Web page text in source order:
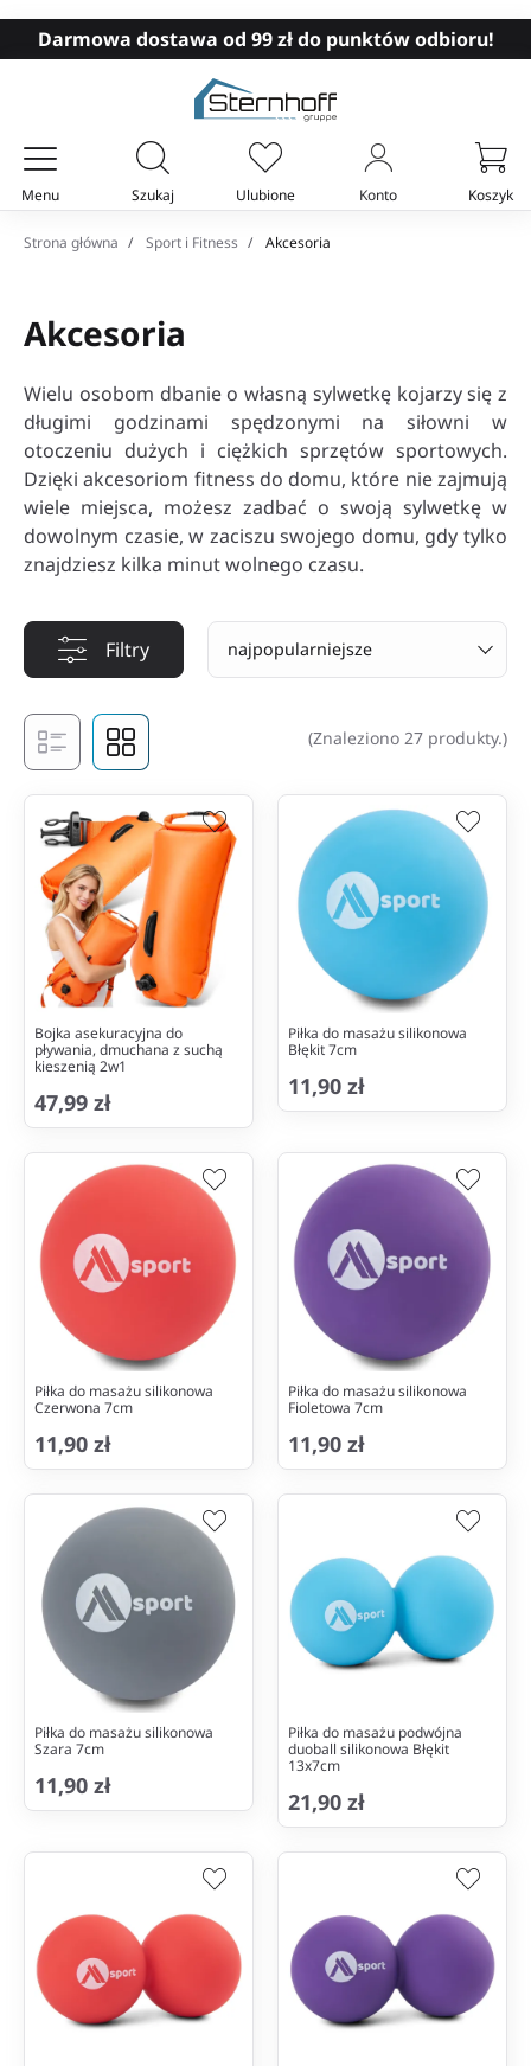
Darmowa dostawa od 99 zł do punktów odbioru!
Menu Szukaj Ulubione Konto Koszyk
Twój koszyk
Strona główna Sport i Fitness Akcesoria
Akcesoria
Wielu osobom dbanie o własną sylwetkę kojarzy się z
długimi godzinami spędzonymi na siłowni w
otoczeniu dużych i ciężkich sprzętów sportowych.
Dzięki akcesoriom fitness do domu, które nie zajmują
wiele miejsca, możesz zadbać o swoją sylwetkę w
dowolnym czasie, w zaciszu swojego domu, gdy tylko
znajdziesz kilka minut wolnego czasu.
Filtry najpopularniejsze
(Znaleziono 27 produkty.)
Bojka asekuracyjna do
pływania, dmuchana z suchą
kieszenią 2w1
47,99 zł
Piłka do masażu silikonowa
Błękit 7cm
11,90 zł
Piłka do masażu silikonowa
Czerwona 7cm
11,90 zł
Piłka do masażu silikonowa
Fioletowa 7cm
11,90 zł
Piłka do masażu silikonowa
Szara 7cm
11,90 zł
Piłka do masażu podwójna
duoball silikonowa Błękit
13x7cm
21,90 zł